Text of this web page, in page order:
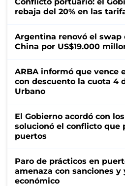
rebaja del 20% en las
Argentina renovó el swap
China por US$19.000
ARBA informó que vence
con descuento la cuota 4
Urbano
El Gobierno acordó con
solucionó el conflicto que
puertos
Paro de prácticos en
amenaza con sanciones
económico